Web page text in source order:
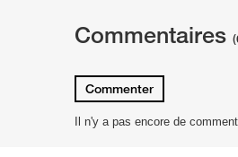
Commentaires
Commenter
Il n'y a pas encore de